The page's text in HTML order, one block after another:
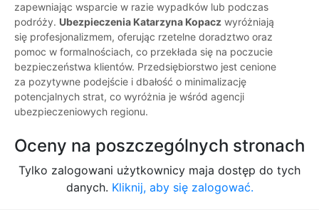
zapewniając wsparcie w razie wypadków lub podczas
podróży. Ubezpieczenia Katarzyna Kopacz wyróżniają
się profesjonalizmem, oferując rzetelne doradztwo oraz
pomoc w formalnościach, co przekłada się na poczucie
bezpieczeństwa klientów. Przedsiębiorstwo jest cenione
za pozytywne podejście i dbałość o minimalizację
potencjalnych strat, co wyróżnia je wśród agencji
ubezpieczeniowych regionu.
Oceny na poszczególnych stronach
Tylko zalogowani użytkownicy maja dostęp do tych
danych. Kliknij, aby się zalogować.